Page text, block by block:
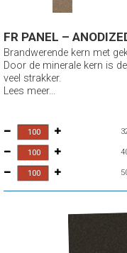
FR PANEL –
Brandwerende kern met
Door de minerale kern is
veel strakker.
Lees meer...